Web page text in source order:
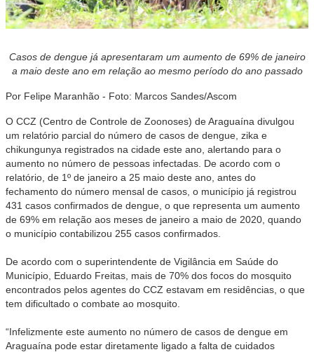
Casos de dengue já apresentaram um aumento de 69% de janeiro
a maio deste ano em relação ao mesmo período do ano passado
Por Felipe Maranhão - Foto: Marcos Sandes/Ascom
O CCZ (Centro de Controle de Zoonoses) de Araguaína divulgou
um relatório parcial do número de casos de dengue, zika e
chikungunya registrados na cidade este ano, alertando para o
aumento no número de pessoas infectadas. De acordo com o
relatório, de 1º de janeiro a 25 maio deste ano, antes do
fechamento do número mensal de casos, o município já registrou
431 casos confirmados de dengue, o que representa um aumento
de 69% em relação aos meses de janeiro a maio de 2020, quando
o município contabilizou 255 casos confirmados.
De acordo com o superintendente de Vigilância em Saúde do
Município, Eduardo Freitas, mais de 70% dos focos do mosquito
encontrados pelos agentes do CCZ estavam em residências, o que
tem dificultado o combate ao mosquito.
“Infelizmente este aumento no número de casos de dengue em
Araguaína pode estar diretamente ligado a falta de cuidados